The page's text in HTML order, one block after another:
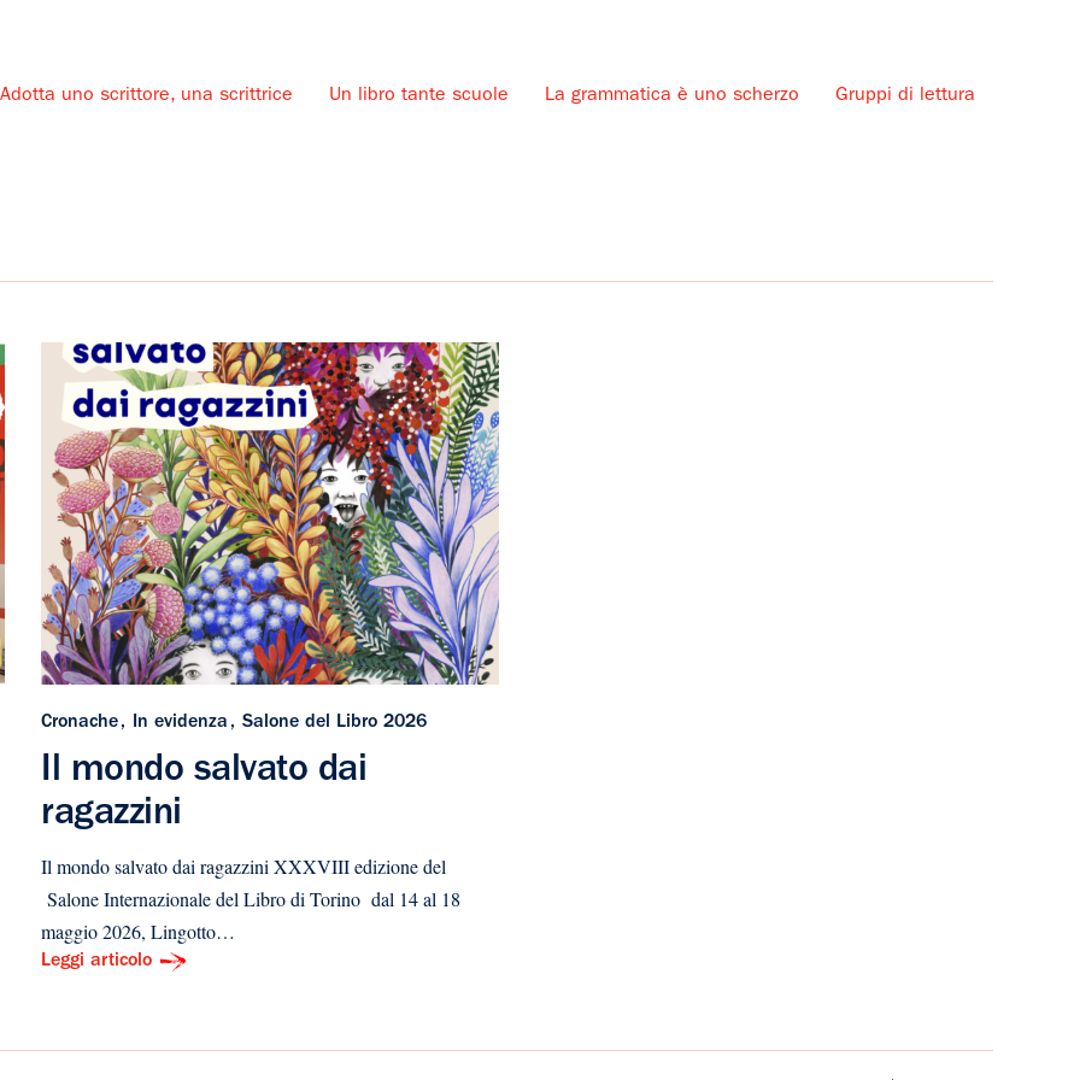
Adotta uno scrittore, una scrittrice Un libro tante scuole La grammatica è uno scherzo Gruppi di lettura
Cronache In evidenza Salone del Libro 2026
Il mondo salvato dai
ragazzini
Il mondo salvato dai ragazzini XXXVIII edizione del
Salone Internazionale del Libro di Torino dal 14 al 18
maggio 2026, Lingotto…
Leggi articolo